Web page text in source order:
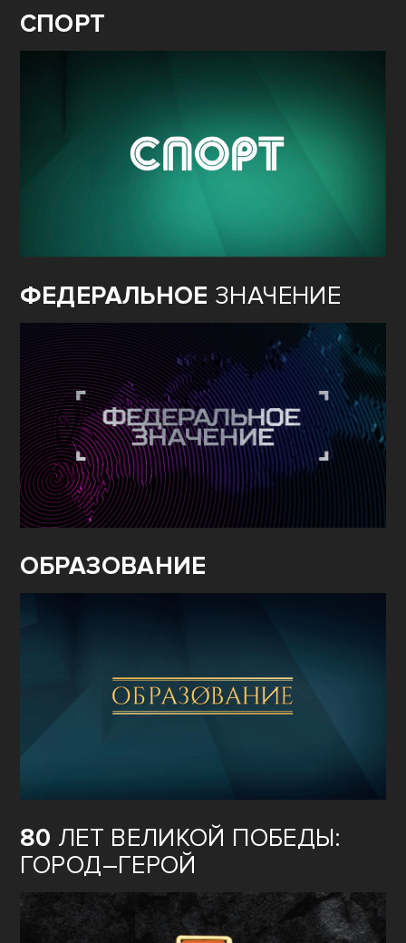
СПОРТ
ФЕДЕРАЛЬНОЕ ЗНАЧЕНИЕ
ОБРАЗОВАНИЕ
80 ЛЕТ ВЕЛИКОЙ ПОБЕДЫ:
ГОРОД–ГЕРОЙ